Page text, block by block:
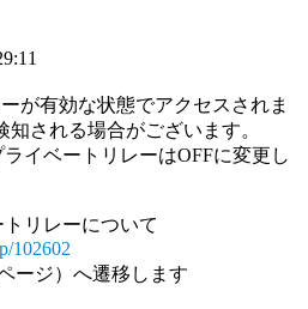
が有効な状態でアクセスされま
される場合がございます。
イベートリレーはOFFに変更し
トリレーについて
102602
ージ）へ遷移します